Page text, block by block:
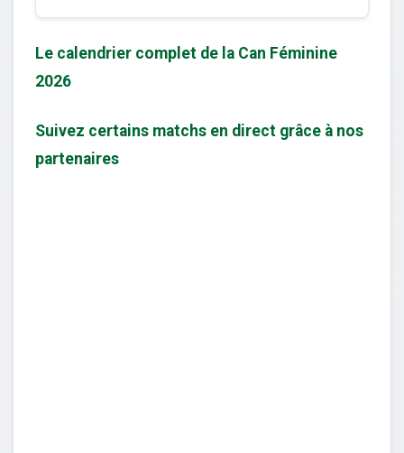
Le calendrier complet de la Can Féminine
2026
Suivez certains matchs en direct grâce à nos
partenaires